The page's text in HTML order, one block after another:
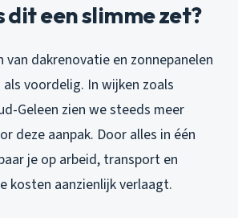
dit een slimme zet?
van dakrenovatie en zonnepanelen
voordelig. In wijken zoals
Geleen zien we steeds meer
deze aanpak. Door alles in één
je op arbeid, transport en
kosten aanzienlijk verlaagt.